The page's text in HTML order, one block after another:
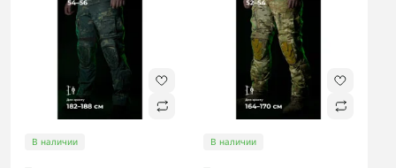
В наличии В наличии